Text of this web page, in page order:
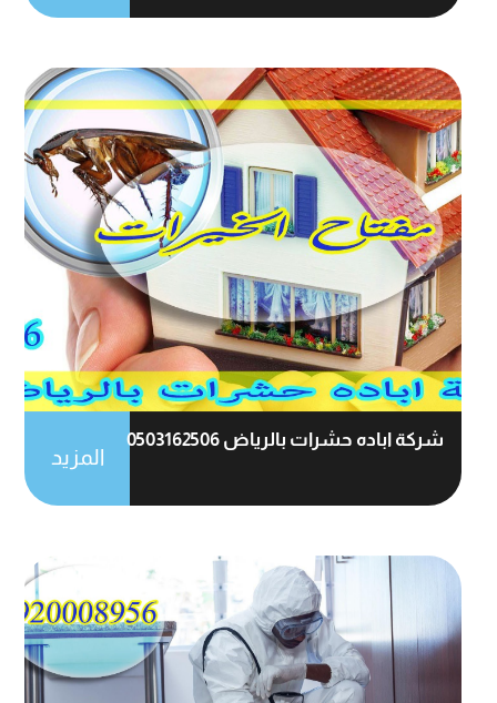
شركة اباده حشرات بالرياض 0503162506
المزيد